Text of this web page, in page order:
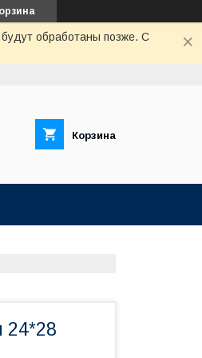
обработаны позже. С
Корзина
24*28